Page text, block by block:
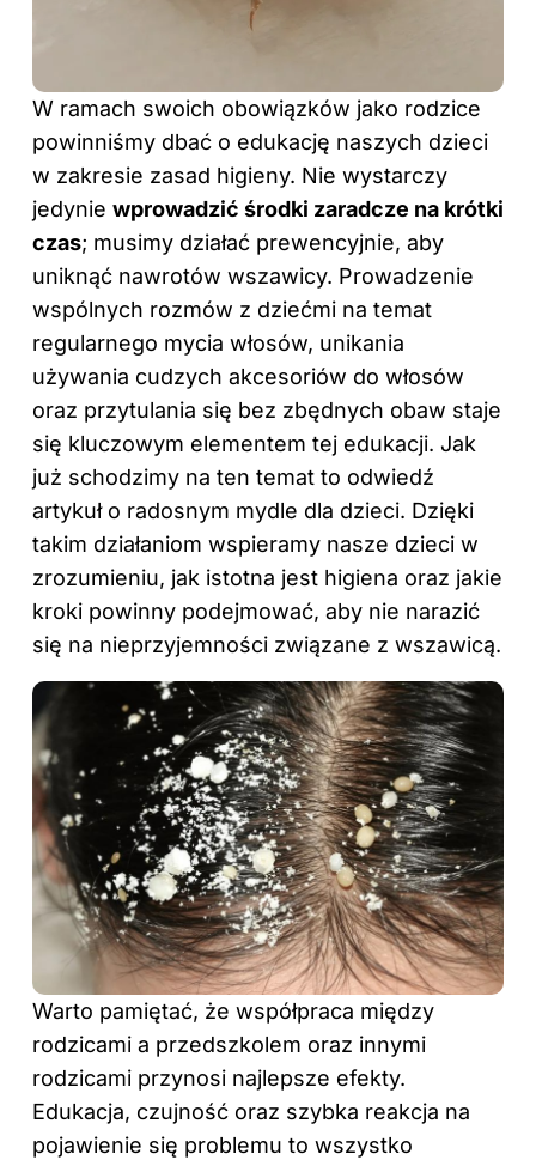
W ramach swoich obowiązków jako rodzice
powinniśmy dbać o edukację naszych dzieci
w zakresie zasad higieny. Nie wystarczy
jedynie wprowadzić środki zaradcze na krótki
czas; musimy działać prewencyjnie, aby
uniknąć nawrotów wszawicy. Prowadzenie
wspólnych rozmów z dziećmi na temat
regularnego mycia włosów, unikania
używania cudzych akcesoriów do włosów
oraz przytulania się bez zbędnych obaw staje
się kluczowym elementem tej edukacji. Jak
już schodzimy na ten temat to odwiedź
artykuł o radosnym mydle dla dzieci. Dzięki
takim działaniom wspieramy nasze dzieci w
zrozumieniu, jak istotna jest higiena oraz jakie
kroki powinny podejmować, aby nie narazić
się na nieprzyjemności związane z wszawicą.
Warto pamiętać, że współpraca między
rodzicami a przedszkolem oraz innymi
rodzicami przynosi najlepsze efekty.
Edukacja, czujność oraz szybka reakcja na
pojawienie się problemu to wszystko